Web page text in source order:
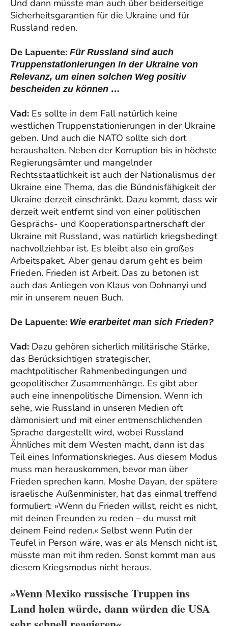
Und dann müsste man auch über beiderseitige
Sicherheitsgarantien für die Ukraine und für
Russland reden.
De Lapuente: Für Russland sind auch
Truppenstationierungen in der Ukraine von
Relevanz, um einen solchen Weg positiv
bescheiden zu können …
Vad: Es sollte in dem Fall natürlich keine
westlichen Truppenstationierungen in der Ukraine
geben. Und auch die NATO sollte sich dort
heraushalten. Neben der Korruption bis in höchste
Regierungsämter und mangelnder
Rechtsstaatlichkeit ist auch der Nationalismus der
Ukraine eine Thema, das die Bündnisfähigkeit der
Ukraine derzeit einschränkt. Dazu kommt, dass wir
derzeit weit entfernt sind von einer politischen
Gesprächs- und Kooperationspartnerschaft der
Ukraine mit Russland, was natürlich kriegsbedingt
nachvollziehbar ist. Es bleibt also ein großes
Arbeitspaket. Aber genau darum geht es beim
Frieden. Frieden ist Arbeit. Das zu betonen ist
auch das Anliegen von Klaus von Dohnanyi und
mir in unserem neuen Buch.
De Lapuente: Wie erarbeitet man sich Frieden?
Vad: Dazu gehören sicherlich militärische Stärke,
das Berücksichtigen strategischer,
machtpolitischer Rahmenbedingungen und
geopolitischer Zusammenhänge. Es gibt aber
auch eine innenpolitische Dimension. Wenn ich
sehe, wie Russland in unseren Medien oft
dämonisiert und mit einer entmenschlichenden
Sprache dargestellt wird, wobei Russland
Ähnliches mit dem Westen macht, dann ist das
Teil eines Informationskrieges. Aus diesem Modus
muss man herauskommen, bevor man über
Frieden sprechen kann. Moshe Dayan, der spätere
israelische Außenminister, hat das einmal treffend
formuliert: »Wenn du Frieden willst, reicht es nicht,
mit deinen Freunden zu reden – du musst mit
deinem Feind reden.« Selbst wenn Putin der
Teufel in Person wäre, was er als Mensch nicht ist,
müsste man mit ihm reden. Sonst kommt man aus
diesem Kriegsmodus nicht heraus.
»Wenn Mexiko russische Truppen ins
Land holen würde, dann würden die USA